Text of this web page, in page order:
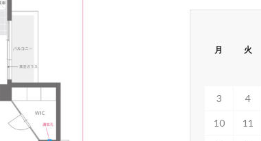
月 火
3 4
10 11